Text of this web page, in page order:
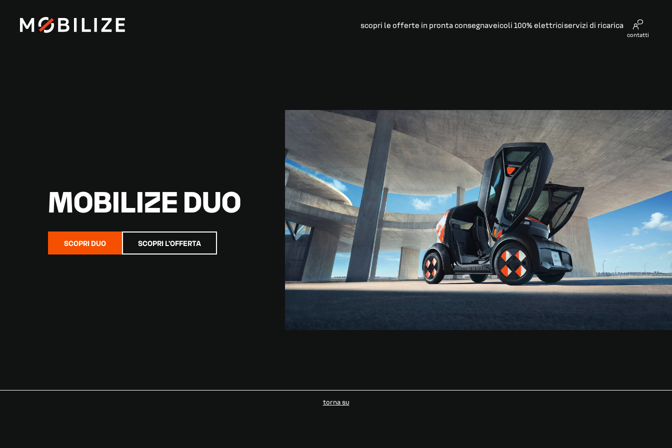
scopri le offerte in pronta consegna​veicoli 100% elettriciservizi di ricarica
contatti
MOBILIZE DUO
SCOPRI DUO SCOPRI L'OFFERTA
torna su